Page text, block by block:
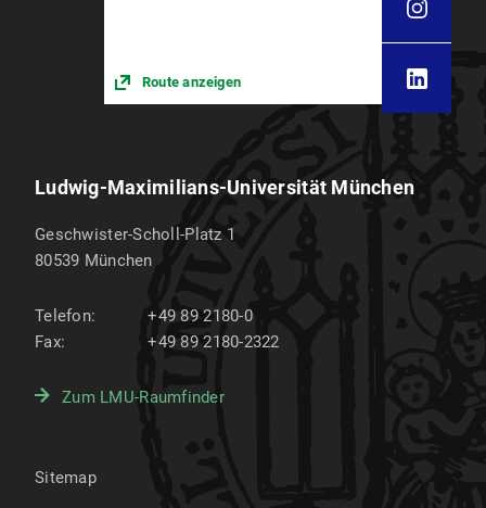
Route anzeigen
Ludwig-Maximilians-Universität München
Geschwister-Scholl-Platz 1
80539 München
Telefon:
+49 89 2180-0
Fax:
+49 89 2180-2322
Zum LMU-Raumfinder
Sitemap